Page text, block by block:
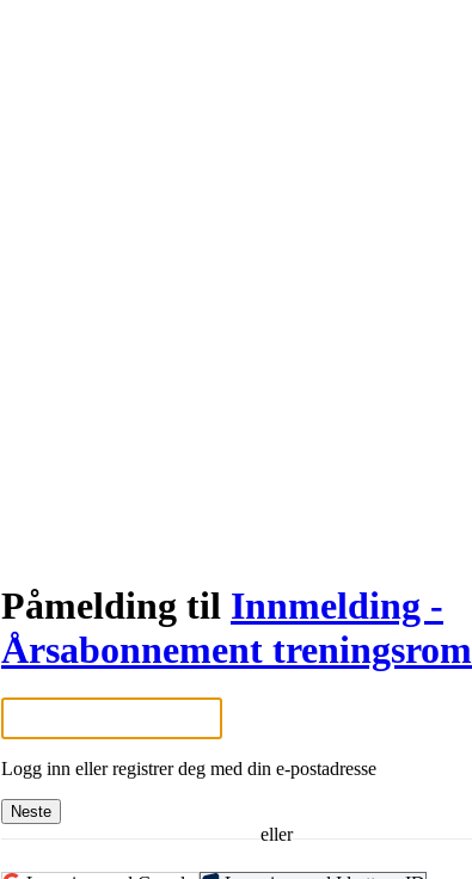
Påmelding til Innmelding -
Årsabonnement treningsrom
Logg inn eller registrer deg med din e-postadresse
Neste
eller